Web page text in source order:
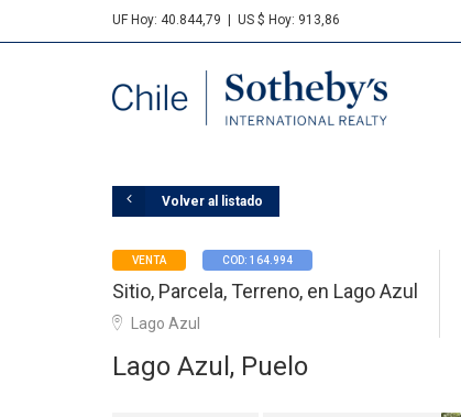
UF Hoy: 40.844,79 US $ Hoy: 913,86
Sotheby's
Volver al listado
VENTA COD: 164.994
Sitio, Parcela, Terreno, en Lago Azul
Lago Azul
Lago Azul, Puelo